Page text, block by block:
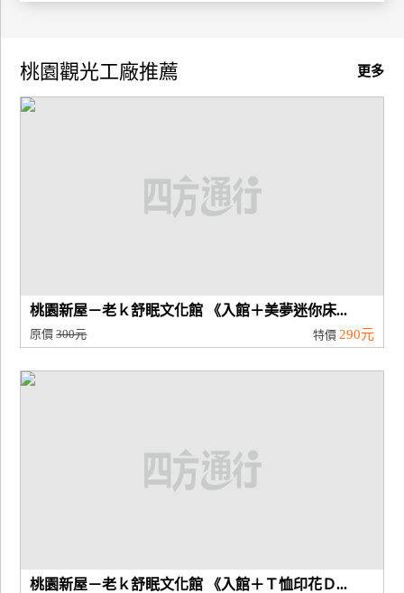
作
宣
傳
更多
桃園觀光工廠推薦
桃園新屋－老ｋ舒眠文化館 《入館＋美夢迷你床...
原價300元 特價 290元
桃園新屋－老ｋ舒眠文化館 《入館＋Ｔ恤印花Ｄ...